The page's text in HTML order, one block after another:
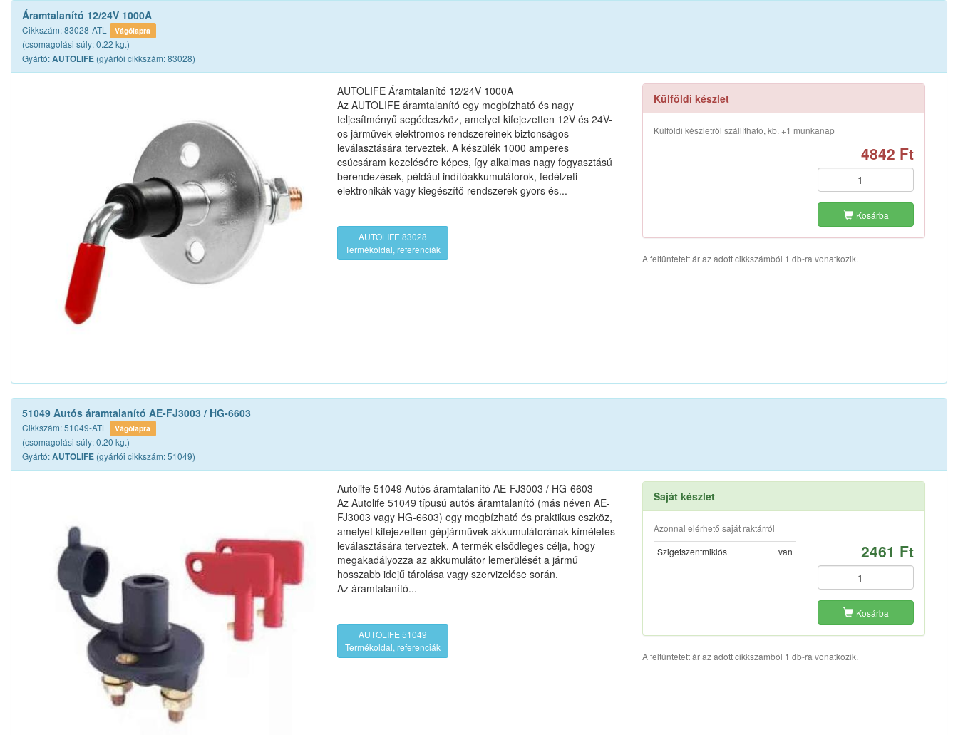
Áramtalanító 12/24V 1000A
Cikkszám: 83028-ATL Vágólapra
(csomagolási súly: 0.22 kg.)
Gyártó:AUTOLIFE (gyártói cikkszám: 83028)
AUTOLIFE Áramtalanító 12/24V 1000A
Az AUTOLIFE áramtalanító egy megbízható és nagy
teljesítményű segédeszköz, amelyet kifejezetten 12V és 24V-
os járművek elektromos rendszereinek biztonságos
leválasztására terveztek. A készülék 1000 amperes
csúcsáram kezelésére képes, így alkalmas nagy fogyasztású
berendezések, például indítóakkumulátorok, fedélzeti
elektronikák vagy kiegészítő rendszerek gyors és...
AUTOLIFE 83028
Termékoldal, referenciák
Külföldi készlet
Külföldi készletről szállítható, kb. +1 munkanap
4842 Ft
Kosárba
A feltüntetett ár az adott cikkszámból 1 db-ra vonatkozik.
51049 Autós áramtalanító AE-FJ3003 / HG-6603
Cikkszám: 51049-ATL Vágólapra
(csomagolási súly: 0.20 kg.)
Gyártó:AUTOLIFE (gyártói cikkszám: 51049)
Autolife 51049 Autós áramtalanító AE-FJ3003 / HG-6603
Az Autolife 51049 típusú autós áramtalanító (más néven AE-
FJ3003 vagy HG-6603) egy megbízható és praktikus eszköz,
amelyet kifejezetten gépjárművek akkumulátorának kíméletes
leválasztására terveztek. A termék elsődleges célja, hogy
megakadályozza az akkumulátor lemerülését a jármű
hosszabb idejű tárolása vagy szervizelése során.
Az áramtalanító...
AUTOLIFE 51049
Termékoldal, referenciák
Saját készlet
Azonnal elérhető saját raktárról
Szigetszentmiklós
van 2461 Ft
Kosárba
A feltüntetett ár az adott cikkszámból 1 db-ra vonatkozik.